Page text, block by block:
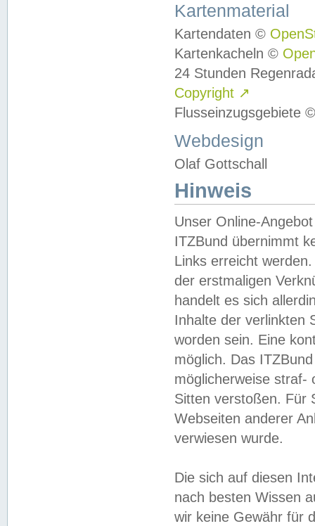
Kartenmaterial
Kartendaten ©
Kartenkacheln ©
24 Stunden
Copyright ↗
Flusseinzugsgebiete
Webdesign
Olaf Gottschall
Hinweis
Unser Online-
ITZBund übernimmt
Links erreicht
der erstmaligen
handelt es sich
Inhalte der verlinkten
worden sein. Eine
möglich. Das
möglicherweise straf-
Sitten verstoßen. Für
Webseiten anderer
verwiesen wurde.
Die sich auf diesen
nach besten Wissen
wir keine Gewähr für